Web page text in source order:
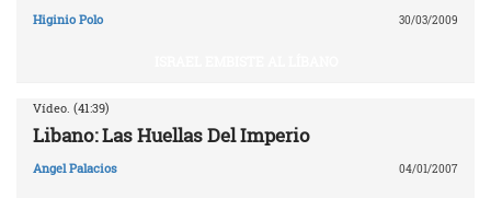
Higinio Polo 30/03/2009
Vídeo. (41:39)
Libano: Las Huellas Del Imperio
Angel Palacios 04/01/2007